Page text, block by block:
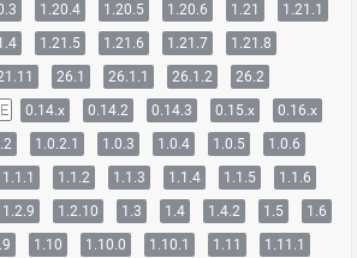
1.20.4 1.20.5 1.20.6 1.21
1.21.1
1.21.5 1.21.6 1.21.7
1.21.8
26.1 26.1.1 26.1.2 26.2
0.14.x 0.14.2 0.14.3 0.15.x
0.16.x
1.0.2.1 1.0.3 1.0.4 1.0.5
1.0.6
1.1.1 1.1.2 1.1.3 1.1.4 1.1.5
1.1.6
1.2.9 1.2.10 1.3 1.4 1.4.2 1.5
1.6
1.10 1.10.0 1.10.1 1.11
1.11.1